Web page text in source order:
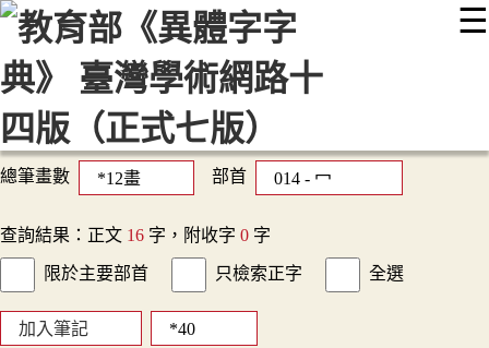
☰
::: 最新消息 常見問題 編輯說明
顯示模式
網站導覽
總筆畫數 部首
查詢結果：正文 16 字，附收字 0 字
限於主要部首 只檢索正字 全選
加入筆記